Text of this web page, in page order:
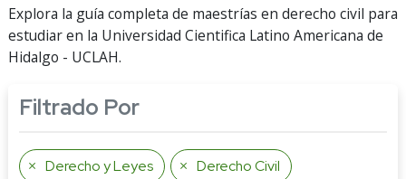
Explora la guía completa de maestrías en derecho civil para
estudiar en la Universidad Cientifica Latino Americana de
Hidalgo - UCLAH.
Filtrado Por
Derecho y Leyes Derecho Civil